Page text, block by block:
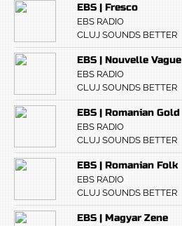
EBS | Fresco
EBS RADIO
CLUJ SOUNDS BETTER
EBS | Nouvelle Vague
EBS RADIO
CLUJ SOUNDS BETTER
EBS | Romanian Gold
EBS RADIO
CLUJ SOUNDS BETTER
EBS | Romanian Folk
EBS RADIO
CLUJ SOUNDS BETTER
EBS | Magyar Zene